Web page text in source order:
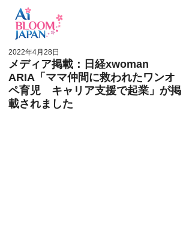
メディア掲載：日経xwoman
ARIA「ママ仲間に救われたワンオ
ペ育児 キャリア支援で起業」が掲
載されました
2022年4月28日